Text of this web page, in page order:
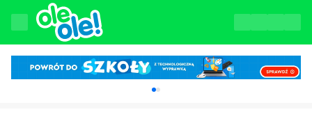
Karuzela z banerami, aktualny element 1 z